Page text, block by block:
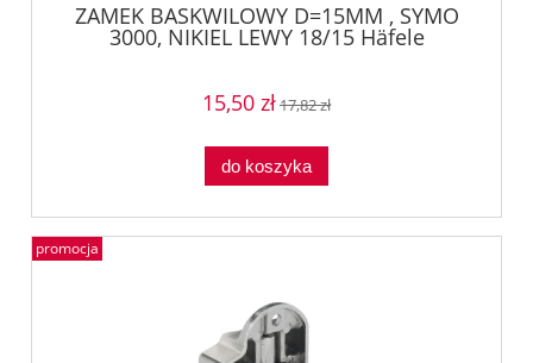
ZAMEK BASKWILOWY D=15MM , SYMO
3000, NIKIEL LEWY 18/15 Häfele
15,50 zł17,82 zł
do koszyka
promocja